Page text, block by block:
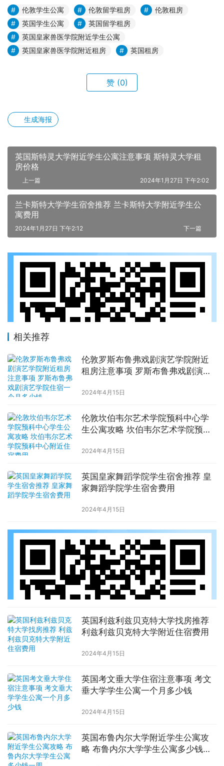
伦敦学生公寓 伦敦留学租房
伦敦租房
英国学生公寓
英国留学租房
英国皇家兽医学院附近学生公寓
英国皇家兽医学院附近租房
英国租房
赞 (0)
生成海报
英国斯特灵大学附近学生公寓注意事项 斯特灵大学租
房价格
上一篇 2024年1月27日 下午2:02
兰卡斯特大学学生宿舍推荐 兰卡斯特大学附近学生公
寓费用
下一篇
2024年1月27日 下午2:12
相关推荐
伦敦罗斯布鲁弗戏剧演艺学院附近
租房注意事项 罗斯布鲁弗戏剧演艺
2024年4月15日
伦敦坎伯韦尔艺术学院预科中心学
生公寓攻略 坎伯韦尔艺术学院预科
2024年4月15日
英国皇家舞蹈学院学生宿舍推荐 皇
家舞蹈学院学生宿舍费用
2024年4月15日
英国利兹利兹贝克特大学找房推荐
利兹利兹贝克特大学附近住宿费用
2024年4月15日
英国考文垂大学住宿注意事项 考文
垂大学学生公寓一个月多少钱
2024年4月15日
英国布鲁内尔大学附近学生公寓攻
略 布鲁内尔大学学生公寓多少钱一